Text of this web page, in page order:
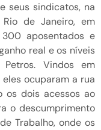
seus sindicatos, na
de Janeiro, em
aposentados e
real e os níveis
Vindos em
ocuparam a rua
os dois acessos ao
o descumprimento
Trabalho, onde os